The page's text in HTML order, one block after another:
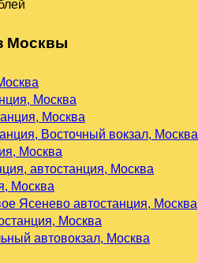
Москвы
Москва
Москва
Восточный вокзал, Москва
Москва
автостанция, Москва
Москва
Ясенево автостанция, Москва
Москва
автовокзал, Москва